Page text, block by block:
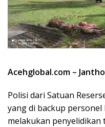
Acehglobal.com –
Polisi dari Satuan
yang di backup personel
melakukan